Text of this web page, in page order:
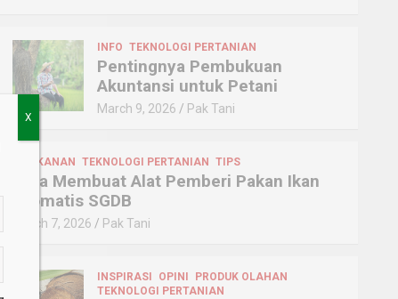
INFO TEKNOLOGI PERTANIAN
Pentingnya Pembukuan
Akuntansi untuk Petani
March 9, 2026 Pak Tani
PERIKANAN TEKNOLOGI PERTANIAN TIPS
Cara Membuat Alat Pemberi Pakan Ikan
Otomatis SGDB
March 7, 2026 Pak Tani
INSPIRASI OPINI
PRODUK OLAHAN
TEKNOLOGI PERTANIAN
X